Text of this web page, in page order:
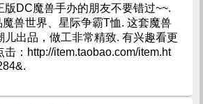
版DC魔兽手办的朋友不要错过~~.
兽世界、星际争霸T恤. 这套魔兽
儿出品，做工非常精致. 有兴趣看更
击：http://item.taobao.com/item.ht